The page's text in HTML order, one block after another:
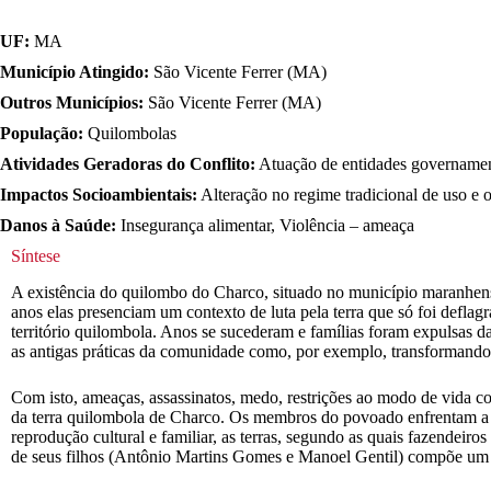
UF: MA
Município Atingido: São Vicente Ferrer (MA)
Outros Municípios: São Vicente Ferrer (MA)
População: Quilombolas
Atividades Geradoras do Conflito: Atuação de entidades
Impactos Socioambientais: Alteração no regime tradicional de uso e
Danos à Saúde: Insegurança alimentar, Violência – ameaça
Síntese
A existência do quilombo do Charco, situado no município
anos elas presenciam um contexto de luta pela terra que só foi
território quilombola. Anos se sucederam e famílias foram expulsas
as antigas práticas da comunidade como, por exemplo,
Com isto, ameaças, assassinatos, medo, restrições ao modo de
da terra quilombola de Charco. Os membros do povoado enfrentam
reprodução cultural e familiar, as terras, segundo as quais
de seus filhos (Antônio Martins Gomes e Manoel Gentil) compõe